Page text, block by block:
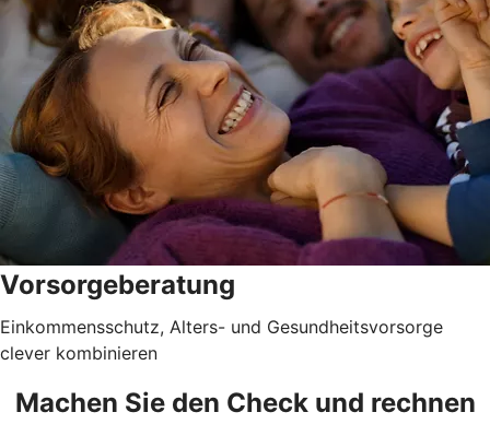
Vorsorgeberatung
Einkommensschutz, Alters- und Gesundheitsvorsorge
clever kombinieren
Machen Sie den Check und rechnen